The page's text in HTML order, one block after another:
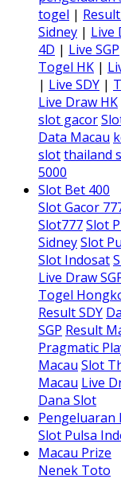
togel |
Sidney | Live
4D | Live SGP
Togel HK |
| Live SDY |
Live Draw HK
slot gacor
Data Macau
slotthailand
5000
Slot Bet 400
Slot Gacor
Slot777Slot
SidneySlot
Slot Indosat
Live Draw
Togel
Result SDY
SGP Result
Pragmatic
Macau Slot
Macau Live
Dana Slot
Pengeluaran
Slot Pulsa
Macau Prize
Nenek Toto